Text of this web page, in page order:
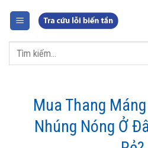
dungTìm
Mua Thang
Nhúng Nóng Ở